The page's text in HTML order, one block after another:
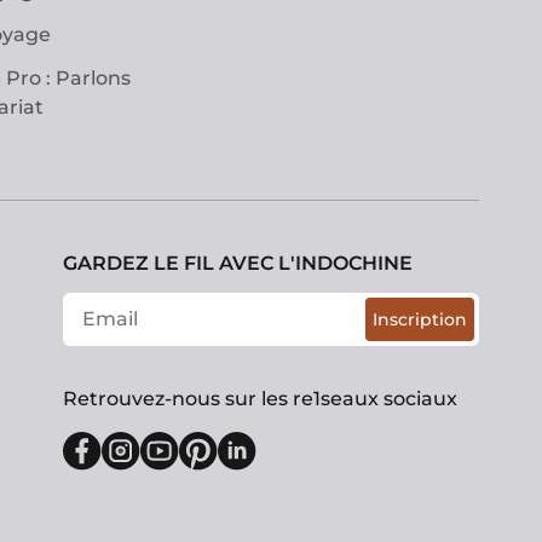
Pro : Parlons
GARDEZ LE FIL AVEC L'INDOCHINE
Inscription
Retrouvez-nous sur les re1seaux sociaux